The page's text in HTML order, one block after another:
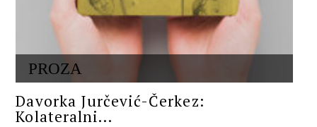
PROZA
Davorka Jurčević-Čerkez:
Kolateralni...